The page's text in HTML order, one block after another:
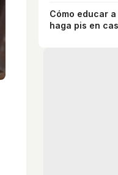
Cómo educar
haga pis en